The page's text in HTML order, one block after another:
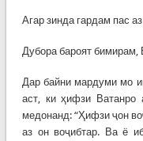
Агар зинда гардам пас
Дубора бароят бимирам,
Дар байни мардуми мо
аст, ки ҳифзи Ватанро
медонанд: “Ҳифзи ҷон
аз он воҷибтар. Ва ё